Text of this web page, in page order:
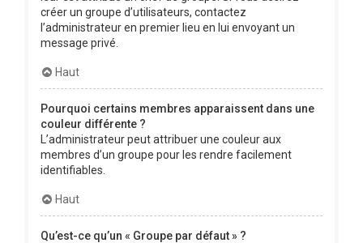
créer un groupe d’utilisateurs, contactez
l’administrateur en premier lieu en lui envoyant un
message privé.
Haut
Pourquoi certains membres apparaissent dans une
couleur différente ?
L’administrateur peut attribuer une couleur aux
membres d’un groupe pour les rendre facilement
identifiables.
Haut
Qu’est-ce qu’un « Groupe par défaut » ?